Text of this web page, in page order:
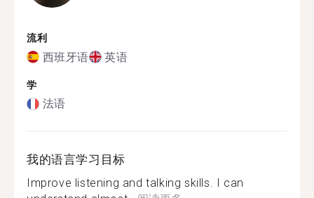
流利
西班牙语 英语
学
法语
我的语言学习目标
Improve listening and talking skills. I can